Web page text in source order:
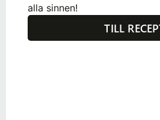
alla sinnen!
TILL